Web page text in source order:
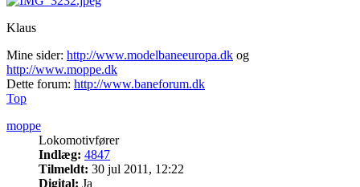
Klaus
Mine sider: http://www.modelbaneeuropa.dk og
http://www.moppe.dk
Dette forum: http://www.baneforum.dk
Top
moppe
Lokomotivfører
Indlæg: 4847
Tilmeldt: 30 jul 2011, 12:22
Digital: Ja